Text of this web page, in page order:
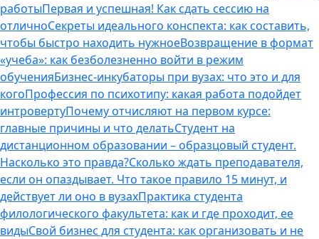
работыПервая и успешная! Как сдать сессию на
отличноСекреты идеального конспекта: как составить,
чтобы быстро находить нужноеВозвращение в формат
«учеба»: как безболезненно войти в режим
обученияБизнес-инкубаторы при вузах: что это и для
когоПрофессия по психотипу: какая работа подойдет
интровертуПочему отчисляют на первом курсе:
главные причины и что делатьСтудент на
дистанционном образовании – образцовый студент.
Насколько это правда?Сколько ждать преподавателя,
если он опаздывает. Что такое правило 15 минут, и
действует ли оно в вузахПрактика студента
филологического факультета: как и где проходит, ее
видыСвой бизнес для студента: как организовать и не